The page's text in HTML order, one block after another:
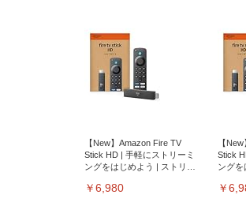
【New】Amazon Fire TV
Stick HD | 手軽にストリーミ
ングをはじめよう | ストリー
￥6,980
【
Stick
ングを
￥